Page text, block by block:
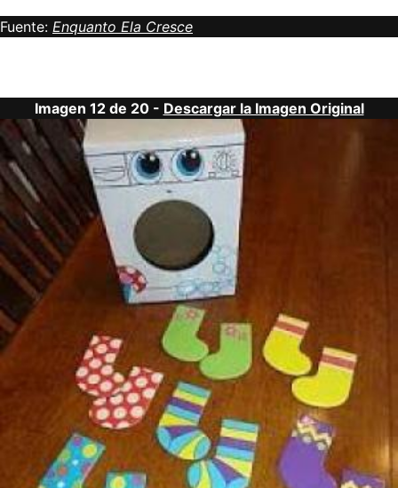
Fuente: Enquanto Ela Cresce
Imagen 12 de 20 - Descargar la Imagen Original